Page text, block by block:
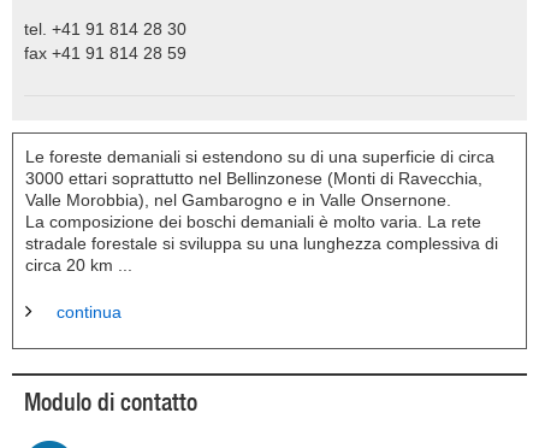
tel. +41 91 814 28 30
fax +41 91 814 28 59
Le foreste demaniali si estendono su di una superficie di circa
3000 ettari soprattutto nel Bellinzonese (Monti di Ravecchia,
Valle Morobbia), nel Gambarogno e in Valle Onsernone.
La composizione dei boschi demaniali è molto varia. La rete
stradale forestale si sviluppa su una lunghezza complessiva di
circa 20 km ...
continua
Modulo di contatto